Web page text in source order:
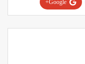
Google+